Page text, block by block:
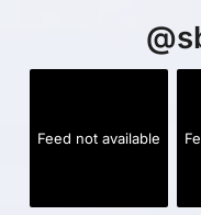
@
Feed not available